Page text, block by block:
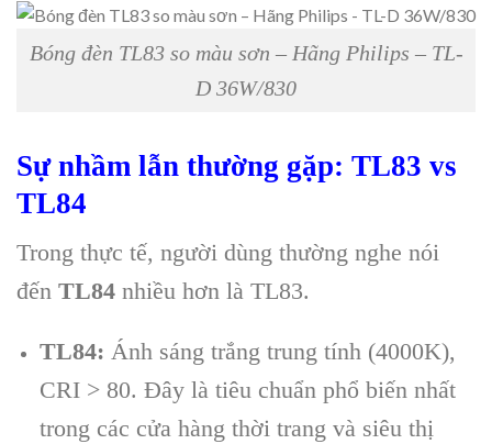
Bóng đèn TL83 so màu sơn – Hãng Philips – TL-
D 36W/830
Sự nhầm lẫn thường gặp: TL83 vs
TL84
Trong thực tế, người dùng thường nghe nói
đến TL84 nhiều hơn là TL83.
TL84: Ánh sáng trắng trung tính (4000K),
CRI > 80. Đây là tiêu chuẩn phổ biến nhất
trong các cửa hàng thời trang và siêu thị